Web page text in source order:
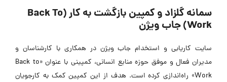
سمانه گلزاد و کمپین بازگشت به کار (Back To
Work) جاب ویژن
سایت کاریابی و استخدام جاب ویژن در همکاری با کارشناسان و
مدیران فعال و موفق حوزه منابع انسانی، کمپینی با عنوان «Back to
Work» راه‌اندازی کرده است. هدف از این کمپین کمک به کارجویان